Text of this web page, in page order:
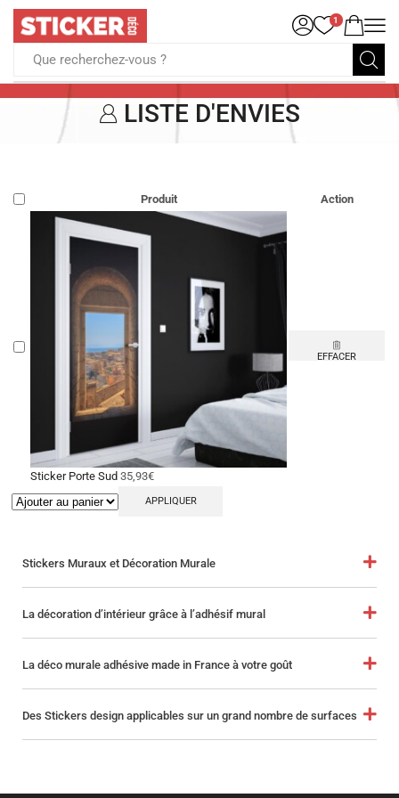
Que recherchez-vous ?
1
LISTE D'ENVIES
Produit Action
Sticker Porte Sud 35,93€
EFFACER
APPLIQUER
Stickers Muraux et Décoration Murale
La décoration d’intérieur grâce à l’adhésif mural
La déco murale adhésive made in France à votre goût
Des Stickers design applicables sur un grand nombre de surfaces